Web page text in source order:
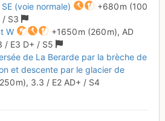
(voie normale)
+680 m (100
/ S3
W
+1650 m (260 m), AD
/ E3 D+ / S5
de La Berarde par la brèche de
et descente par le glacier de
m), 3.3 / E2 AD+ / S4